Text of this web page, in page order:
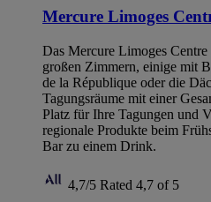
Mercure Limoges
Das Mercure Limoges
großen Zimmern, einige mit
de la République oder die
Tagungsräume mit einer
Platz für Ihre Tagungen und
regionale Produkte beim
Bar zu einem Drink.
4,7/5 Rated 4,7 of 5